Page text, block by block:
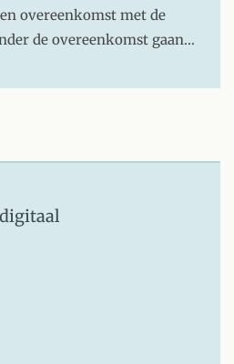
overeenkomst met de
de overeenkomst gaan…